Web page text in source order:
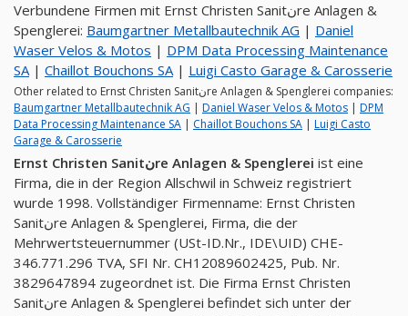
Verbundene Firmen mit Ernst Christen Sanitنre Anlagen &
Spenglerei: Baumgartner Metallbautechnik AG | Daniel
Waser Velos & Motos | DPM Data Processing Maintenance
SA| Chaillot Bouchons SA| Luigi Casto Garage & Carosserie
Other related to Ernst Christen Sanitنre Anlagen & Spenglerei companies:
Baumgartner Metallbautechnik AG | Daniel Waser Velos & Motos | DPM
Data Processing Maintenance SA | Chaillot Bouchons SA | Luigi Casto
Garage & Carosserie
Ernst Christen Sanitنre Anlagen & Spenglerei ist eine
Firma, die in der Region Allschwil in Schweiz registriert
wurde 1998. Vollständiger Firmenname: Ernst Christen
Sanitنre Anlagen & Spenglerei, Firma, die der
Mehrwertsteuernummer (USt-ID.Nr., IDE\UID) CHE-
346.771.296 TVA, SFI Nr. CH12089602425, Pub. Nr.
3829647894 zugeordnet ist. Die Firma Ernst Christen
Sanitنre Anlagen & Spenglerei befindet sich unter der